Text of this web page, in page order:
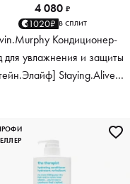
4 080 ₽
1020₽ в сплит
Кондиционер-
для увлажнения и защиты
Staying.Alive,